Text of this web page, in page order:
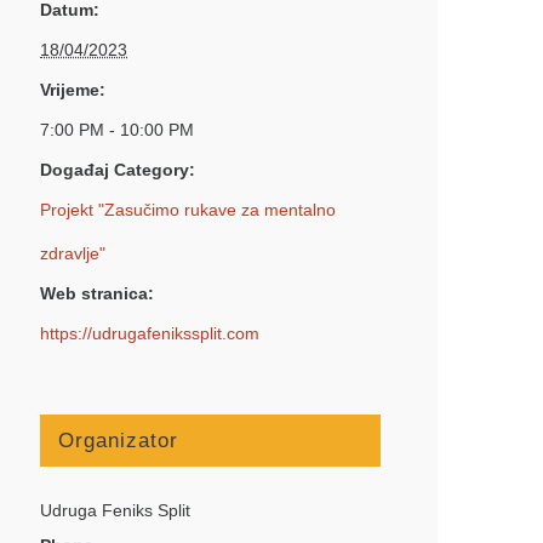
Datum:
18/04/2023
Vrijeme:
7:00 PM - 10:00 PM
Događaj Category:
Projekt "Zasučimo rukave za mentalno
zdravlje"
Web stranica:
https://udrugafenikssplit.com
Organizator
Udruga Feniks Split